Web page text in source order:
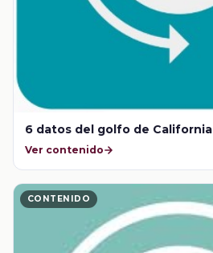
6 datos del golfo de California
Ver contenido
CONTENIDO